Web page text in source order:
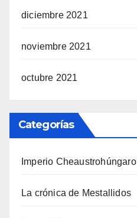
diciembre 2021
noviembre 2021
octubre 2021
Categorías
Imperio Cheaustrohúngaro
La crónica de Mestallidos